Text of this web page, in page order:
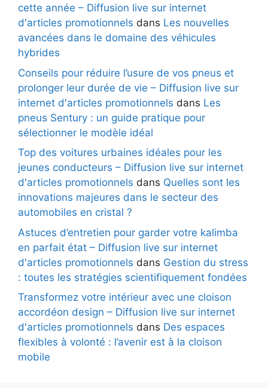
cette année – Diffusion live sur internet
d'articles promotionnels dans Les nouvelles
avancées dans le domaine des véhicules
hybrides
Conseils pour réduire l’usure de vos pneus et
prolonger leur durée de vie – Diffusion live sur
internet d'articles promotionnels dans Les
pneus Sentury : un guide pratique pour
sélectionner le modèle idéal
Top des voitures urbaines idéales pour les
jeunes conducteurs – Diffusion live sur internet
d'articles promotionnels dans Quelles sont les
innovations majeures dans le secteur des
automobiles en cristal ?
Astuces d’entretien pour garder votre kalimba
en parfait état – Diffusion live sur internet
d'articles promotionnels dans Gestion du stress
: toutes les stratégies scientifiquement fondées
Transformez votre intérieur avec une cloison
accordéon design – Diffusion live sur internet
d'articles promotionnels dans Des espaces
flexibles à volonté : l’avenir est à la cloison
mobile